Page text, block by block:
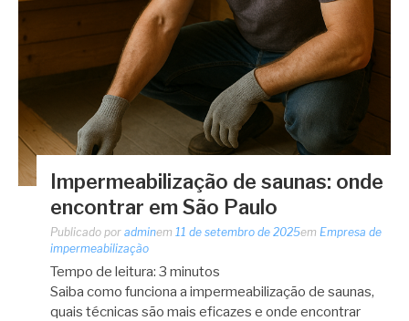
Impermeabilização de saunas: onde
encontrar em São Paulo
Publicado por adminem 11 de setembro de 2025em Empresa de
impermeabilização
Tempo de leitura: 3 minutos
Saiba como funciona a impermeabilização de saunas,
quais técnicas são mais eficazes e onde encontrar